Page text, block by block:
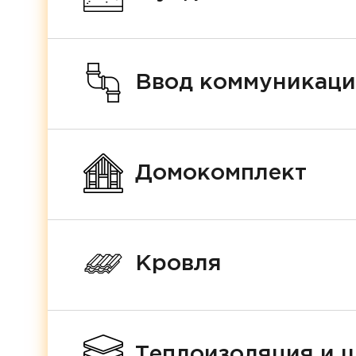
Ввод
Домокомплект
Кровля